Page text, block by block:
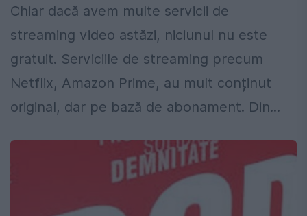
Chiar dacă avem multe servicii de
streaming video astăzi, niciunul nu este
gratuit. Serviciile de streaming precum
Netflix, Amazon Prime, au mult conținut
original, dar pe bază de abonament. Din...